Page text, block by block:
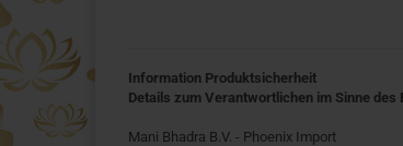
Information Produktsicherheit
Details zum Verantwortlichen im Sinne
Mani Bhadra B.V. - Phoenix Import